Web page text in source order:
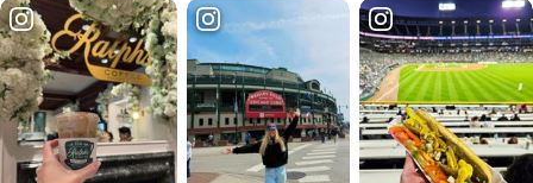
道か
らト
レイ
ル
へ」
の転
換に
ング
街。